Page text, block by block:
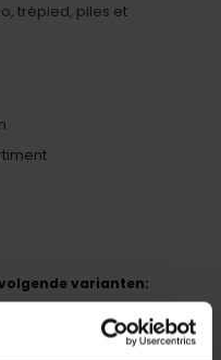
trépied, piles et
varianten:
?